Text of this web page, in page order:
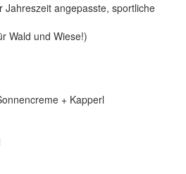
Jahreszeit angepasste, sportliche
Wald und Wiese!)
+ Kapperl